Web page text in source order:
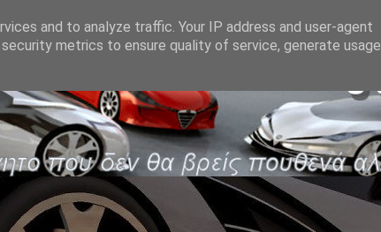
and to analyze traffic. Your IP address and user-agent
metrics to ensure quality of service, generate usage